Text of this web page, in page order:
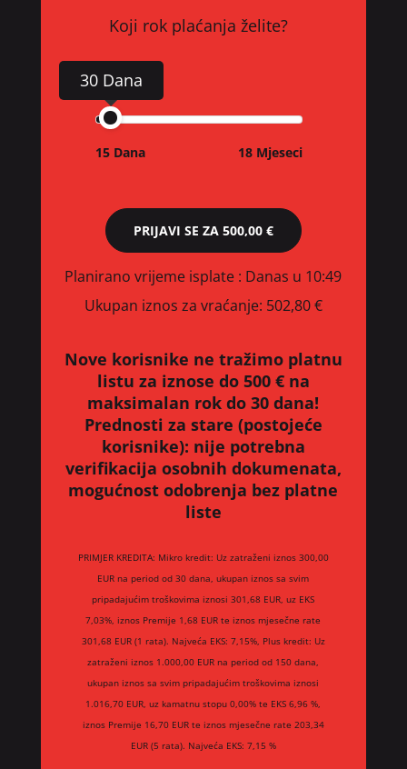
Koji rok plaćanja želite?
30 Dana
15 Dana 18 Mjeseci
PRIJAVI SE ZA 500,00 €
Planirano vrijeme isplate : Danas u 10:49
Ukupan iznos za vraćanje: 502,80 €
Nove korisnike ne tražimo platnu
listu za iznose do 500 € na
maksimalan rok do 30 dana!
Prednosti za stare (postojeće
korisnike): nije potrebna
verifikacija osobnih dokumenata,
mogućnost odobrenja bez platne
liste
PRIMJER KREDITA: Mikro kredit: Uz zatraženi iznos 300,00
EUR na period od 30 dana, ukupan iznos sa svim
pripadajućim troškovima iznosi 301,68 EUR, uz EKS
7,03%, iznos Premije 1,68 EUR te iznos mjesečne rate
301,68 EUR (1 rata). Najveća EKS: 7,15%, Plus kredit: Uz
zatraženi iznos 1.000,00 EUR na period od 150 dana,
ukupan iznos sa svim pripadajućim troškovima iznosi
1.016,70 EUR, uz kamatnu stopu 0,00% te EKS 6,96 %,
iznos Premije 16,70 EUR te iznos mjesečne rate 203,34
EUR (5 rata). Najveća EKS: 7,15 %